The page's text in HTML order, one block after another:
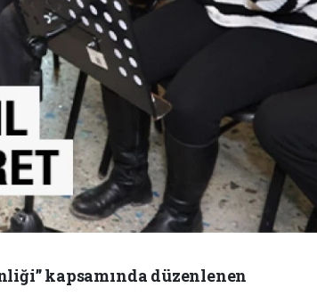
kapsamında düzenlenen